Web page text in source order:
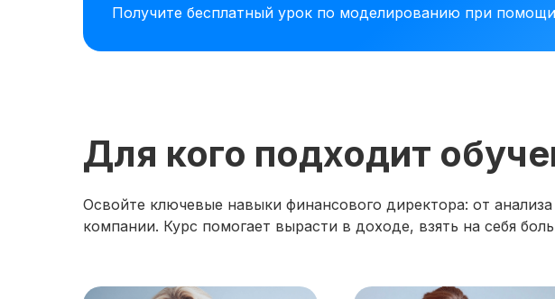
Получите бесплатный урок по моделированию при
Для кого подходит
Освойте ключевые навыки финансового директора: от
компании. Курс помогает вырасти в доходе, взять на себя